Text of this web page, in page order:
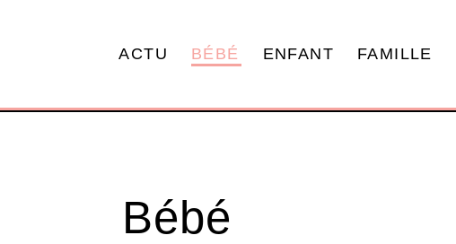
ACTU BÉBÉ ENFANT FAMILLE
Bébé